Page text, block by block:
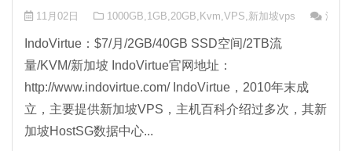
11月02日 1000GB,1GB,20GB, Kvm,VPS,新加坡vps 没有
IndoVirtue：$7/月/2GB/40GB SSD空间/2TB流
量/KVM/新加坡 IndoVirtue官网地址：
http://www.indovirtue.com/ IndoVirtue，2010年末成
立，主要提供新加坡VPS，主机百科介绍过多次，其新
加坡HostSG数据中心...